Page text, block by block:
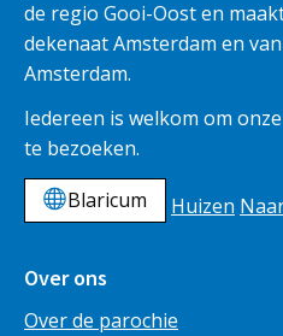
de regio Gooi-Oost en
dekenaat Amsterdam en
Amsterdam.
Iedereen is welkom om
te bezoeken.
Blaricum
Huizen
Over ons
Over de parochie